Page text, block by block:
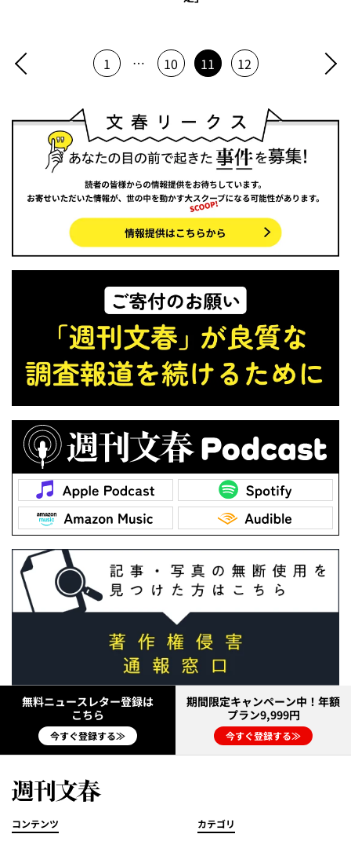
1 … 10 11 12
無料ニュースレター登録は
こちら
今すぐ登録する≫
期間限定キャンペーン中！年額
プラン9,999円
今すぐ登録する≫
コンテンツ カテゴリ